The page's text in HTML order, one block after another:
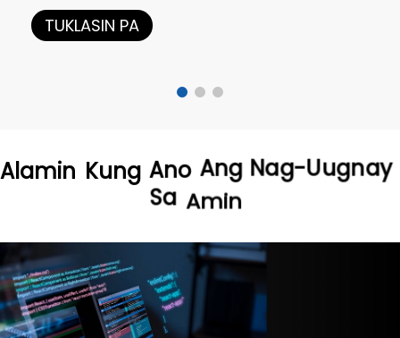
Alamin Kung Ano Ang Nag-Uugnay
Sa Amin